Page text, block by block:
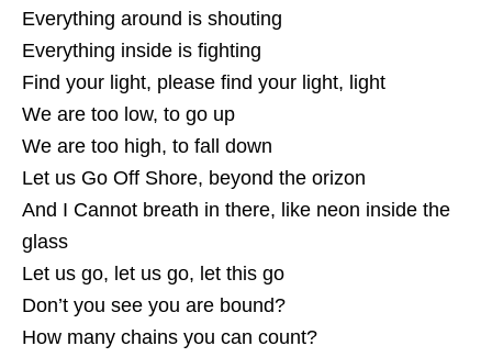
Everything around is shouting
Everything inside is fighting
Find your light, please find your light, light
We are too low, to go up
We are too high, to fall down
Let us Go Off Shore, beyond the orizon
And I Cannot breath in there, like neon inside the
glass
Let us go, let us go, let this go
Don’t you see you are bound?
How many chains you can count?